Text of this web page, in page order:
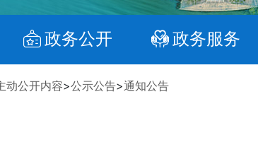
政务公开 政务服务
动公开内容>公示公告>通知公告